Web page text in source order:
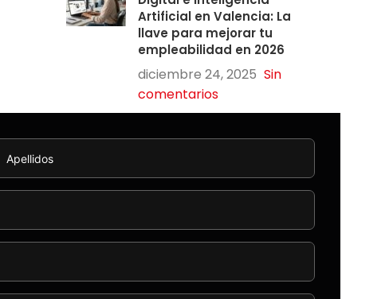
Artificial en Valencia: La
llave para mejorar tu
empleabilidad en 2026
diciembre 24, 2025 Sin
comentarios